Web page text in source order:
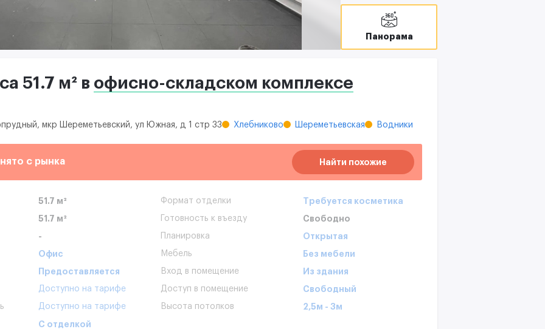
Панорама
51.7 м² в офисно-складском комплексе
мкр Шереметьевский, ул Южная, д 1 стр 33 Хлебниково Шереметьевская Водники
с рынка Найти похожие
51.7 м²
51.7 м²
-
Офис
Предоставляется
Доступно на тарифе
Доступно на тарифе
С отделкой
Формат отделки Требуется косметика
Готовность к въезду Свободно
Планировка Открытая
Мебель Без мебели
Вход в помещение Из здания
Доступ в помещение Свободный
Высота потолков 2,5м - 3м